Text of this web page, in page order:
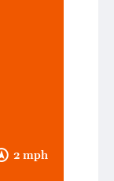
2 mph